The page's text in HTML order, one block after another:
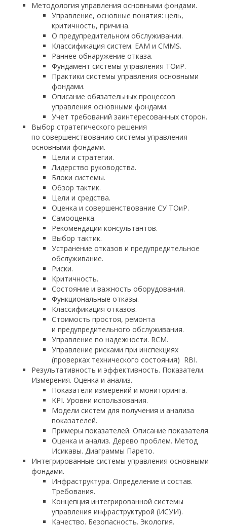
Методология управления основными фондами.
Управление, основные понятия: цель,
критичность, причина.
О предупредительном обслуживании.
Классификация систем. EAM и CMMS.
Раннее обнаружение отказа.
Фундамент системы управления ТОиР.
Практики системы управления основными
фондами.
Описание обязательных процессов
управления основными фондами.
Учет требований заинтересованных сторон.
Выбор стратегического решения
по совершенствованию системы управления
основными фондами.
Цели и стратегии.
Лидерство руководства.
Блоки системы.
Обзор тактик.
Цели и средства.
Оценка и совершенствование СУ ТОиР.
Самооценка.
Рекомендации консультантов.
Выбор тактик.
Устранение отказов и предупредительное
обслуживание.
Риски.
Критичность.
Состояние и важность оборудования.
Функциональные отказы.
Классификация отказов.
Стоимость простоя, ремонта
и предупредительного обслуживания.
Управление по надежности. RCM.
Управление рисками при инспекциях
(проверках технического состояния) RBI.
Результативность и эффективность. Показатели.
Измерения. Оценка и анализ.
Показатели измерений и мониторинга.
KPI. Уровни использования.
Модели систем для получения и анализа
показателей.
Примеры показателей. Описание показателя.
Оценка и анализ. Дерево проблем. Метод
Исикавы. Диаграммы Парето.
Интегрированные системы управления основными
фондами.
Инфраструктура. Определение и состав.
Требования.
Концепция интегрированной системы
управления инфраструктурой (ИСУИ).
Качество. Безопасность. Экология.